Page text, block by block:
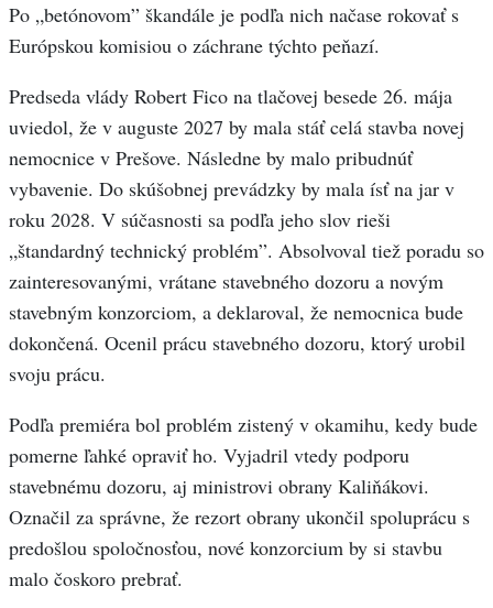
Po „betónovom” škandále je podľa nich načase rokovať s
Európskou komisiou o záchrane týchto peňazí.
Predseda vlády Robert Fico na tlačovej besede 26. mája
uviedol, že v auguste 2027 by mala stáť celá stavba novej
nemocnice v Prešove. Následne by malo pribudnúť
vybavenie. Do skúšobnej prevádzky by mala ísť na jar v
roku 2028. V súčasnosti sa podľa jeho slov rieši
„štandardný technický problém”. Absolvoval tiež poradu so
zainteresovanými, vrátane stavebného dozoru a novým
stavebným konzorciom, a deklaroval, že nemocnica bude
dokončená. Ocenil prácu stavebného dozoru, ktorý urobil
svoju prácu.
Podľa premiéra bol problém zistený v okamihu, kedy bude
pomerne ľahké opraviť ho. Vyjadril vtedy podporu
stavebnému dozoru, aj ministrovi obrany Kaliňákovi.
Označil za správne, že rezort obrany ukončil spoluprácu s
predošlou spoločnosťou, nové konzorcium by si stavbu
malo čoskoro prebrať.